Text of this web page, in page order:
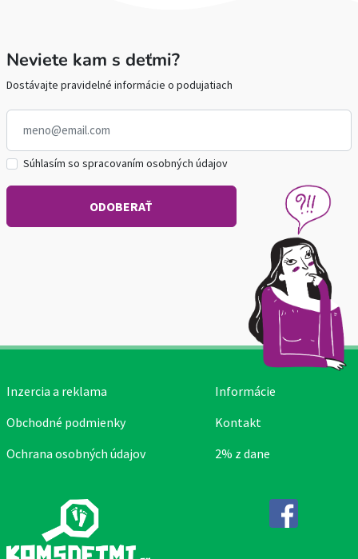
Neviete kam s deťmi?
Dostávajte pravidelné informácie o podujatiach
Súhlasím so spracovaním osobných údajov
Inzercia a reklama
Obchodné podmienky
Ochrana osobných údajov
Informácie
Kontakt
2% z dane